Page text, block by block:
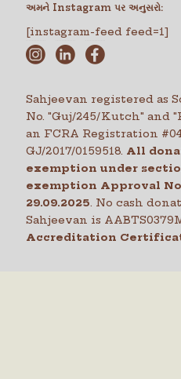
અમને Instagram પર અનુસરો:
[instagram-feed feed=1]
Sahjeevan registered as
No. "Guj/245/Kutch" and
an FCRA Registration
GJ/2017/0159518. All
exemption under
exemption Approval
29.09.2025 . No cash
Sahjeevan is
Accreditation